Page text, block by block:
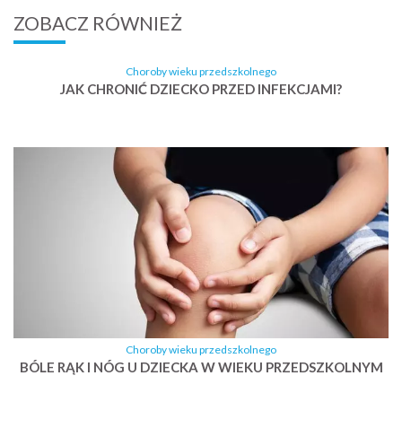
ZOBACZ RÓWNIEŻ
Choroby wieku przedszkolnego
JAK CHRONIĆ DZIECKO PRZED INFEKCJAMI?
Choroby wieku przedszkolnego
BÓLE RĄK I NÓG U DZIECKA W WIEKU PRZEDSZKOLNYM